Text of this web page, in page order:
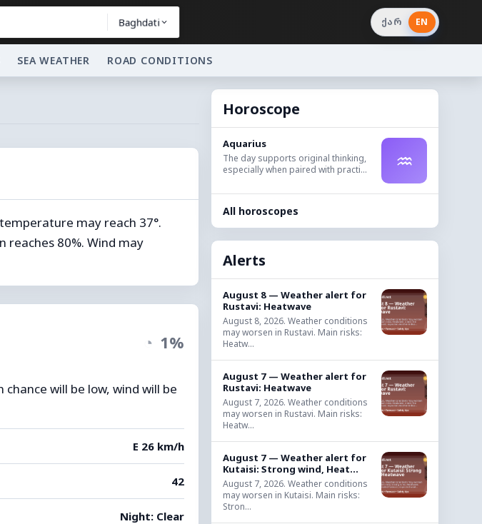
Baghdati ქარ EN
SEA WEATHER ROAD CONDITIONS
may reach 37°.
80%. Wind may
◔ 1%
will be low, wind will be
E 26 km/h
42
Night: Clear
Horoscope
Aquarius
The day supports original thinking,
especially when paired with practi...
♒
All horoscopes
Alerts
August 8 — Weather alert for
Rustavi: Heatwave
August 8, 2026. Weather conditions
may worsen in Rustavi. Main risks:
Heatw...
August 7 — Weather alert for
Rustavi: Heatwave
August 7, 2026. Weather conditions
may worsen in Rustavi. Main risks:
Heatw...
August 7 — Weather alert for
Kutaisi: Strong wind, Heat...
August 7, 2026. Weather conditions
may worsen in Kutaisi. Main risks:
Stron...